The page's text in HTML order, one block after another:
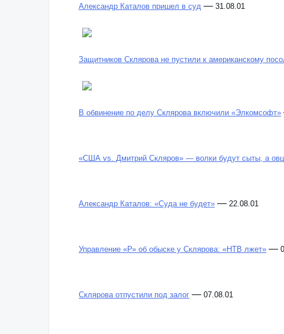
Александр Каталов пришел в суд — 31.08.01
Защитников Склярова не пустили к американскому
В обвинение по делу Склярова включили «Элкомсофт»
«США vs. Дмитрий Скляров» — волки будут сыты, а
Александр Каталов: «Суда не будет» — 22.08.01
Управление «Р» об обыске у Склярова: «НТВ лжет» —
Склярова отпустили под залог — 07.08.01